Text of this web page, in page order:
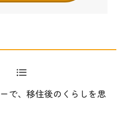
で、移住後のくらしを思